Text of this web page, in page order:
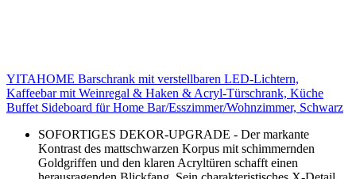
YITAHOME Barschrank mit verstellbaren LED-Lichtern,
Kaffeebar mit Weinregal & Haken & Acryl-Türschrank, Küche
Buffet Sideboard für Home Bar/Esszimmer/Wohnzimmer, Schwarz
SOFORTIGES DEKOR-UPGRADE - Der markante
Kontrast des mattschwarzen Korpus mit schimmernden
Goldgriffen und den klaren Acryltüren schafft einen